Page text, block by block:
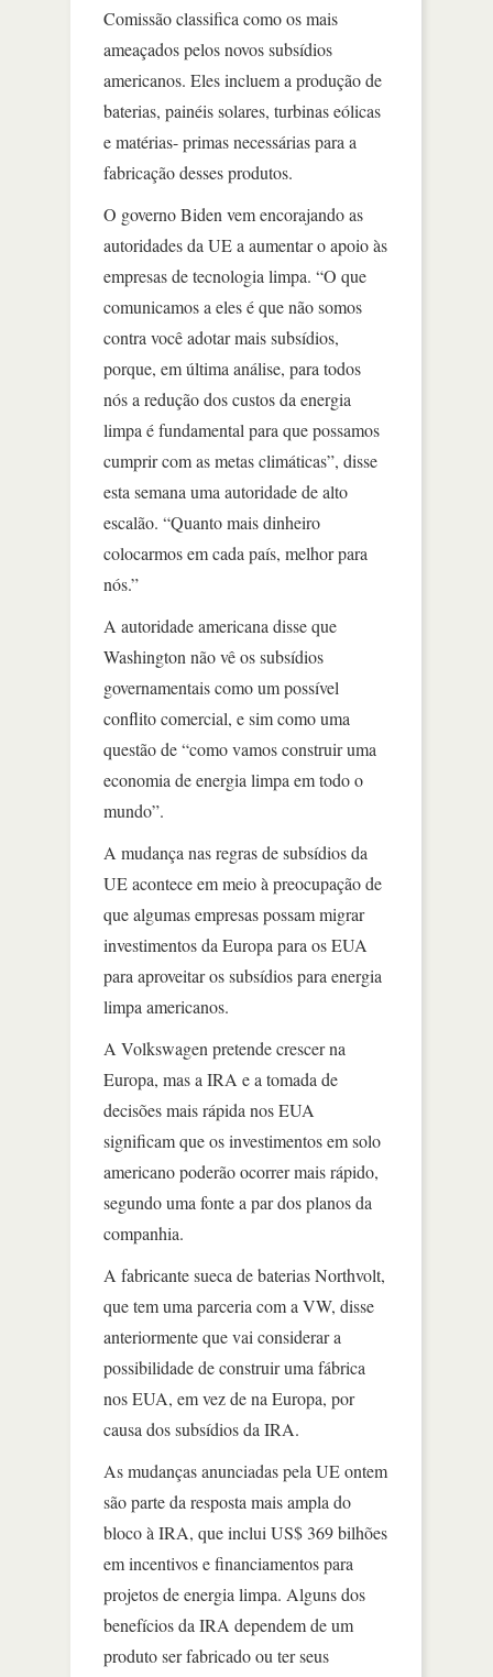
Comissão classifica como os mais
ameaçados pelos novos subsídios
americanos. Eles incluem a produção de
baterias, painéis solares, turbinas eólicas
e matérias- primas necessárias para a
fabricação desses produtos.
O governo Biden vem encorajando as
autoridades da UE a aumentar o apoio às
empresas de tecnologia limpa. “O que
comunicamos a eles é que não somos
contra você adotar mais subsídios,
porque, em última análise, para todos
nós a redução dos custos da energia
limpa é fundamental para que possamos
cumprir com as metas climáticas”, disse
esta semana uma autoridade de alto
escalão. “Quanto mais dinheiro
colocarmos em cada país, melhor para
nós.”
A autoridade americana disse que
Washington não vê os subsídios
governamentais como um possível
conflito comercial, e sim como uma
questão de “como vamos construir uma
economia de energia limpa em todo o
mundo”.
A mudança nas regras de subsídios da
UE acontece em meio à preocupação de
que algumas empresas possam migrar
investimentos da Europa para os EUA
para aproveitar os subsídios para energia
limpa americanos.
A Volkswagen pretende crescer na
Europa, mas a IRA e a tomada de
decisões mais rápida nos EUA
significam que os investimentos em solo
americano poderão ocorrer mais rápido,
segundo uma fonte a par dos planos da
companhia.
A fabricante sueca de baterias Northvolt,
que tem uma parceria com a VW, disse
anteriormente que vai considerar a
possibilidade de construir uma fábrica
nos EUA, em vez de na Europa, por
causa dos subsídios da IRA.
As mudanças anunciadas pela UE ontem
são parte da resposta mais ampla do
bloco à IRA, que inclui US$ 369 bilhões
em incentivos e financiamentos para
projetos de energia limpa. Alguns dos
benefícios da IRA dependem de um
produto ser fabricado ou ter seus